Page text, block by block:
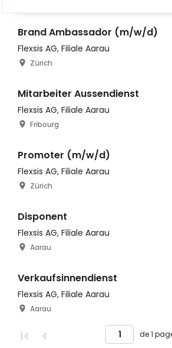
Brand Ambassador (m/w/d)
Flexsis AG, Filiale Aarau
Zürich
Mitarbeiter Aussendienst
Flexsis AG, Filiale Aarau
Fribourg
Promoter (m/w/d)
Flexsis AG, Filiale Aarau
Zürich
Disponent
Flexsis AG, Filiale Aarau
Aarau
Verkaufsinnendienst
Flexsis AG, Filiale Aarau
Aarau
de 1